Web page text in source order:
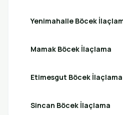
Yenimahalle Böcek
Mamak Böcek İlaçlama
Etimesgut Böcek İlaçlama
Sincan Böcek İlaçlama